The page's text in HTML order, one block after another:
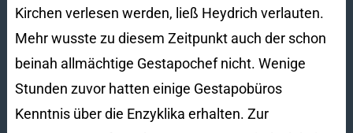
Kirchen verlesen werden, ließ Heydrich verlauten.
Mehr wusste zu diesem Zeitpunkt auch der schon
beinah allmächtige Gestapochef nicht. Wenige
Stunden zuvor hatten einige Gestapobüros
Kenntnis über die Enzyklika erhalten. Zur